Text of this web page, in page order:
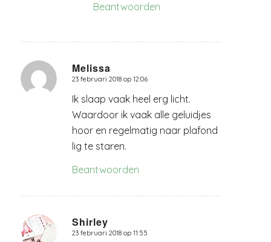
Beantwoorden
Melissa
zegt:
23 februari 2018 op 12:06
Ik slaap vaak heel erg licht.
Waardoor ik vaak alle geluidjes
hoor en regelmatig naar plafond
lig te staren.
Beantwoorden
Shirley
zegt:
23 februari 2018 op 11:55